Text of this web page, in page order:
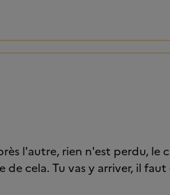
l'autre, rien n'est perdu, le
de cela. Tu vas y arriver, il